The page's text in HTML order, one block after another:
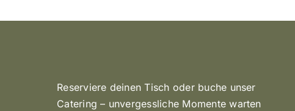
Reserviere deinen Tisch oder buche unser
Catering – unvergessliche Momente warten